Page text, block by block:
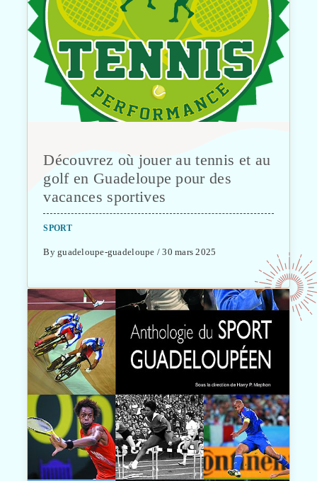
Découvrez où jouer au tennis et au
golf en Guadeloupe pour des
vacances sportives
SPORT
By guadeloupe-guadeloupe / 30 mars 2025